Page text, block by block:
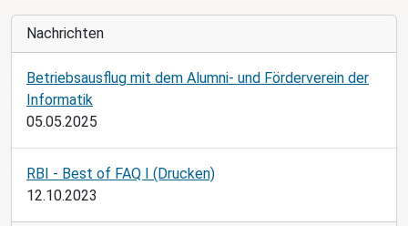
Nachrichten
Betriebsausflug mit dem Alumni- und Förderverein der
Informatik
05.05.2025
RBI - Best of FAQ I (Drucken)
12.10.2023